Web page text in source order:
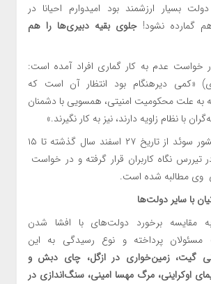
بسیار ارزشمند بود امیدوارم احیانا در
گمارده نشود! جلوی بقیه دبیری‌ها را هم
خواست عدم به کار گماری افراد آمده است:
«کمی دیرهنگام بود انتظار آن است که
به علت محکومیت امنیتی، همسویی با دشمنان
با نظام زاویه دارند، نیز به کار نگیرند.»
سفر یک مدیر به کشور سوئد از تاریخ ۲۷ اسفند سال گذشته تا ۱۵
۱۴۰۴ هم در تیررس نگاه کاربران قرار گرفته و در خواست
وی مطالبه شده است.
با سایر دولت‌ها
مقایسه برخورد دولت‌های با افشا شدن
مسئولان پرداخته و نوع رسیدگی به این
گیت، زمین‌خواری در ازگل، چای دبش و
اوکراینی، مرگ مهسا امینی، سنگ‌اندازی در